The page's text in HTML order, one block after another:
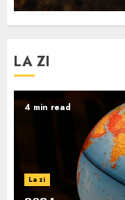
LA ZI
4 min read
La zi